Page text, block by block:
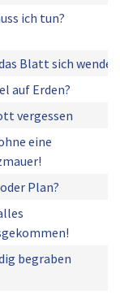
ich tun?
Blatt sich wendet
auf Erden?
vergessen
eine
Plan?
begraben